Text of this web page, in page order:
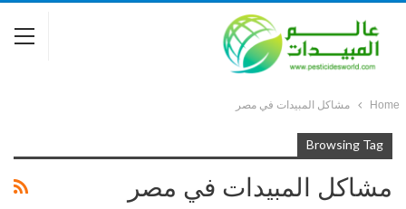
Home مشاكل المبيدات في مصر
Browsing Tag
مشاكل المبيدات في مصر